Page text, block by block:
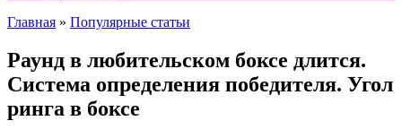
Главная » Популярные статьи
Раунд в любительском боксе длится.
Система определения победителя. Угол
ринга в боксе